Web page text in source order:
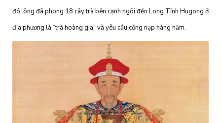
đó, ông đã phong 18 cây trà bên cạnh ngôi đền Long Tỉnh Hugong ở
địa phương là “trà hoàng gia” và yêu cầu cống nạp hàng năm.